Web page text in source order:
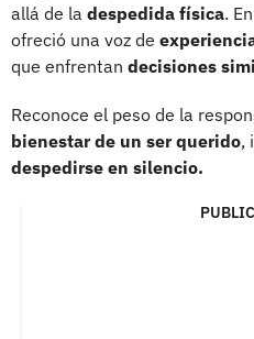
allá de la despedida física.
ofreció una voz de
que enfrentan decisiones
Reconoce el peso de la
bienestar de un ser querido,
despedirse en silencio.